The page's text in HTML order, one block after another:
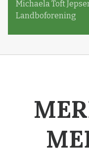
Michaela Toft
Landboforening